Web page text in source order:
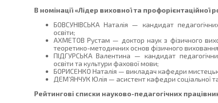
В номінації «Лідер виховної та профорієнтаційної
БОВСУНІВСЬКА Наталія — кандидат
освіти;
АХМЕТОВ Рустам — доктор наук з фізичного
теоретико-методичних основ фізичного
ПІДГУРСЬКА Валентина — кандидат
освіти та культури фахової мови;
БОРИСЕНКО Наталія — викладач кафедри
ДЕМ’ЯНЧУК Юлія — асистент кафедри соціальної та
Рейтингові списки науково-педагогічних